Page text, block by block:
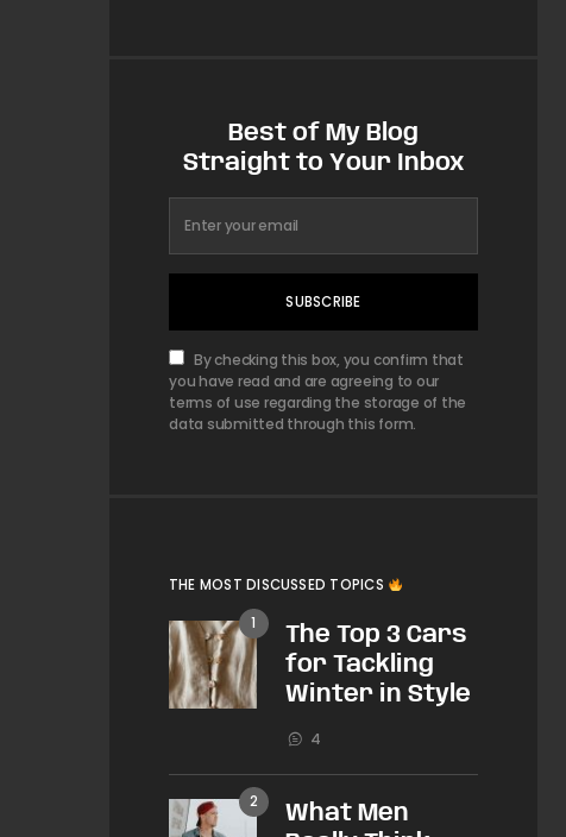
Best of My Blog
Straight to Your Inbox
SUBSCRIBE
By checking this box, you confirm that
you have read and are agreeing to our
terms of use regarding the storage of the
data submitted through this form.
THE MOST DISCUSSED TOPICS
The Top 3 Cars
for Tackling
Winter in Style
4
What Men